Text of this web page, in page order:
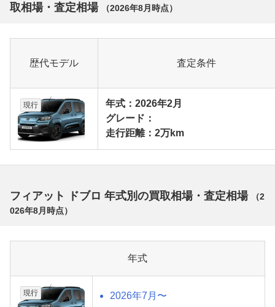
取相場・査定相場
（2026年8月 時点）
歴代モデル 査定条件
現行
年式：2026年2月
グレード：
走行距離：2万km
フィアット ドブロ 年式別の買取相場・査定相場 （2
026年8月 時点）
年式
現行 2026年7月〜